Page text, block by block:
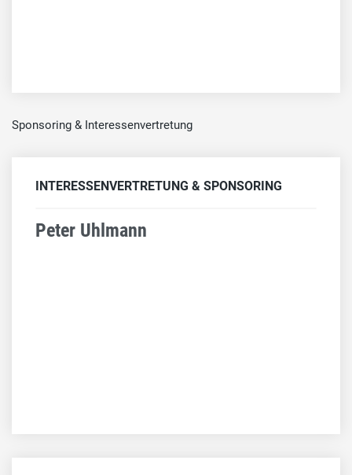
Sponsoring & Interessenvertretung
INTERESSENVERTRETUNG & SPONSORING
Peter Uhlmann